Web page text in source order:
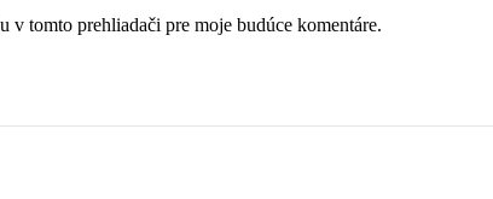
tomto prehliadači pre moje budúce komentáre.